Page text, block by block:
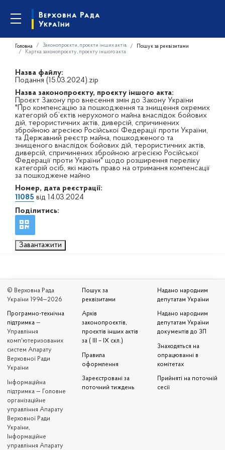
Головна Законопроєкти, проєкти інших актів
Пошук за реквізитами
Картка законопроєкту, проєкту іншого акта
Назва файлу:
Подання (15.03.2024).zip
Назва законопроєкту, проєкту іншого акта:
Проєкт Закону про внесення змін до Закону України
"Про компенсацію за пошкодження та знищення окремих
категорій об’єктів нерухомого майна внаслідок бойових
дій, терористичних актів, диверсій, спричинених
збройною агресією Російської Федерації проти України,
та Державний реєстр майна, пошкодженого та
знищеного внаслідок бойових дій, терористичних актів,
диверсій, спричинених збройною агресією Російської
Федерації проти України" щодо розширення переліку
категорій осіб, які мають право на отримання компенсації
за пошкоджене майно
Номер, дата реєстрації:
11085 від 14.03.2024
Поділитись:
Завантажити
© Верховна Рада
України 1994—2026
Програмно-технічна
підтримка —
Управління
комп'ютеризованих
систем Апарату
Верховної Ради
України
Iнформаційна
підтримка — Головне
організаційне
управління Апарату
Верховної Ради
України,
Інформаційне
управління Апарату
Пошук за
реквізитами
Архів
законопроєктів,
проєктів інших актів
за ( III – IX скл.)
Правила
оформлення
Зареєстровані за
поточний тиждень
Надано народним
депутатам України
Надано народним
депутатам України
документів до ЗП
Знаходяться на
опрацюванні в
комітетах
Прийняті на поточній
сесії